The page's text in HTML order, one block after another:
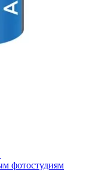
фотостудиям